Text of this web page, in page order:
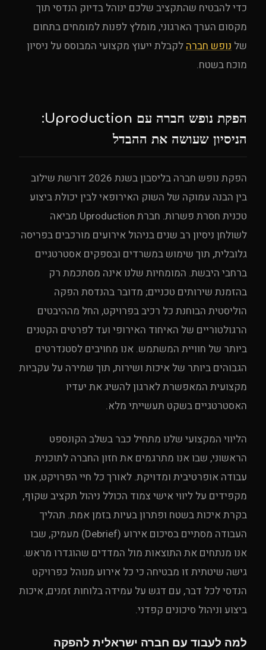
כדי להבטיח שהתקציב שלכם ינוהל בדיוק הנדסי תוך
מקסום הערך הארגוני, מומלץ לפנות למומחים בתחום
של נופש חברהלקבלת ייעוץ מקצועי המבוסס על ניסיון
מוכח בשטח.
הפקת נופש חברה עם Uproduction:
הניסיון שעושה את ההבדל
הפקת נופש חברה בליסבון בשנת 2026 דורשת שילוב
בין הבנה עמוקה של השוק האירופאי לבין יכולת ביצוע
טכנית חסרת פשרות. חברת Uproduction מביאה
לשולחן ניסיון רב שנים בניהול אירועים מורכבים בפריסה
גלובלית, תוך שימוש במשרדים ובספקים אסטרטגיים
ברחבי היבשת. המומחיות שלנו אינה מסתכמת רק
בהזמנת שירותים טכניים; מדובר בהנדסת הפקה
הוליסטית הבוחנת כל רכיב בפרויקט, החל מההיבטים
הרגולטוריים של האיחוד האירופי ועד לפרטים הקטנים
ביותר של חוויית המשתמש. אנו מחויבים לסטנדרטים
הגבוהים ביותר של איכות ושירות, תוך שמירה על עקביות
מקצועית המאפשרת לארגון להשיג את יעדיו
האסטרטגיים בשקט תעשייתי מלא.
הליווי המקצועי שלנו מתחיל כבר בשלב הקונספט
הראשוני, שבו אנו מתרגמים את חזון החברה לתוכנית
עבודה אופרטיבית ומדויקת. לאורך כל חיי הפרויקט, אנו
מקפידים על ליווי אישי צמוד הכולל ניהול תקציב שקוף,
בקרת איכות בשטח ופתרון בעיות בזמן אמת. תהליך
העבודה מסתיים בסיכום אירוע (Debrief) מעמיק, שבו
אנו מנתחים את התוצאות מול המדדים שהוגדרו מראש.
גישה שיטתית זו מבטיחה כי כל אירוע מנוהל כפרויקט
הנדסי לכל דבר, עם דגש על עמידה בלוחות זמנים, איכות
ביצוע וניהול סיכונים קפדני.
למה לעבוד עם חברה ישראלית להפקה